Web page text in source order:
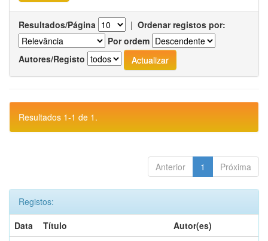
Resultados/Página | Ordenar registos por:
Por ordem
Autores/Registo
Resultados 1-1 de 1.
Anterior 1 Próxima
Registos:
Data
Título
Autor(es)